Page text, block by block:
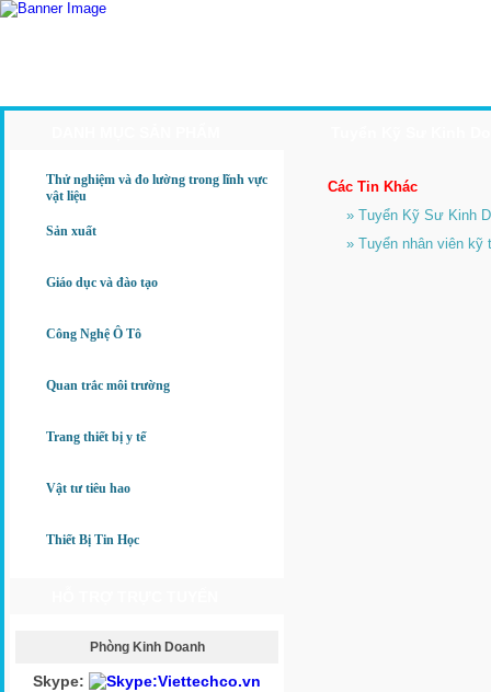
Thử nghiệm và đo lường trong lĩnh vực
vật liệu
Sản xuất
Giáo dục và đào tạo
Công Nghệ Ô Tô
Quan trắc môi trường
Trang thiết bị y tế
Vật tư tiêu hao
Thiết Bị Tin Học
Phòng Kinh Doanh
Skype:
Các Tin Khác
» Tuyển Kỹ Sư Kinh
» Tuyển nhân viên kỹ